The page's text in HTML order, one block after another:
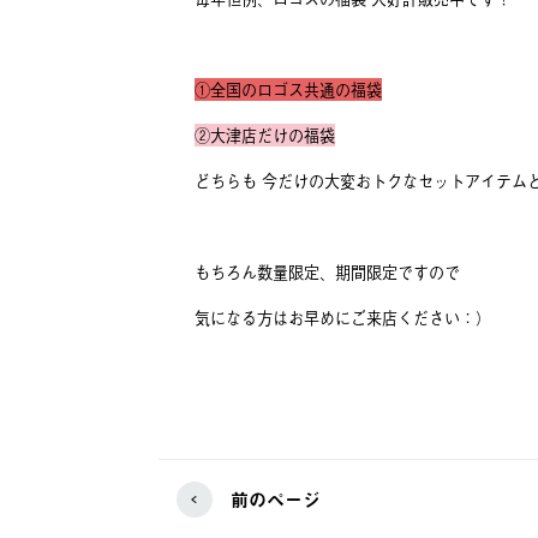
①全国のロゴス共通の福袋
②大津店だけの福袋
どちらも 今だけの大変おトクなセットアイテム
もちろん数量限定、期間限定ですので
気になる方はお早めにご来店ください：）
前のページ